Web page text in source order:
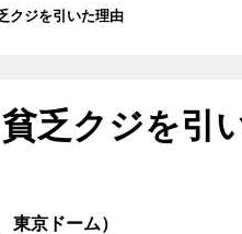
クジを引いた理由
乏クジを引
京ドーム）